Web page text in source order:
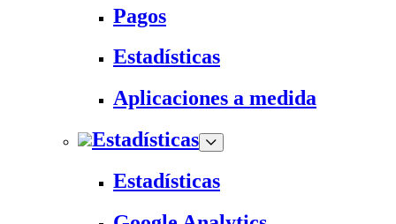
Pagos
Estadísticas
Aplicaciones a medida
Estadísticas
Estadísticas